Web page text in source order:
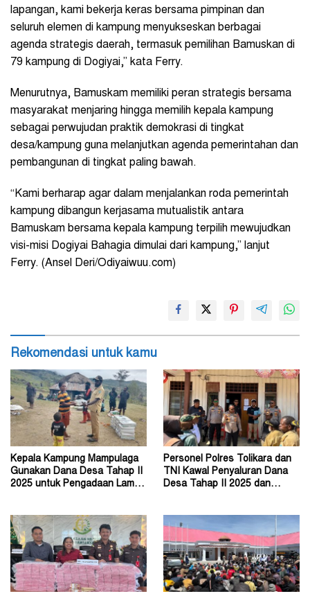
lapangan, kami bekerja keras bersama pimpinan dan
seluruh elemen di kampung menyukseskan berbagai
agenda strategis daerah, termasuk pemilihan Bamuskan di
79 kampung di Dogiyai,” kata Ferry.
Menurutnya, Bamuskam memiliki peran strategis bersama
masyarakat menjaring hingga memilih kepala kampung
sebagai perwujudan praktik demokrasi di tingkat
desa/kampung guna melanjutkan agenda pemerintahan dan
pembangunan di tingkat paling bawah.
“Kami berharap agar dalam menjalankan roda pemerintah
kampung dibangun kerjasama mutualistik antara
Bamuskam bersama kepala kampung terpilih mewujudkan
visi-misi Dogiyai Bahagia dimulai dari kampung,” lanjut
Ferry. (Ansel Deri/Odiyaiwuu.com)
Rekomendasi untuk kamu
Kepala Kampung Mampulaga
Gunakan Dana Desa Tahap II
2025 untuk Pengadaan Lampu
Personel Polres Tolikara dan
TNI Kawal Penyaluran Dana
Desa Tahap II 2025 dan